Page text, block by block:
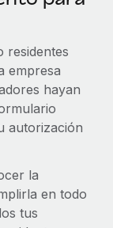
residentes
empresa
hayan
autorización
la
en todo
tus